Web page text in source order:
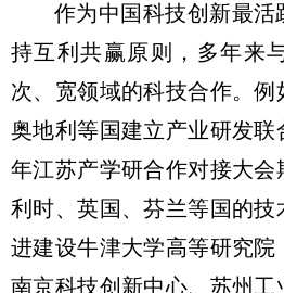
作为中国科技创新最
持互利共赢原则，多年来
次、宽领域的科技合作。例
奥地利等国建立产业研发联
年江苏产学研合作对接大会
利时、英国、芬兰等国的技
进建设牛津大学高等研究院
南京科技创新中心、苏州